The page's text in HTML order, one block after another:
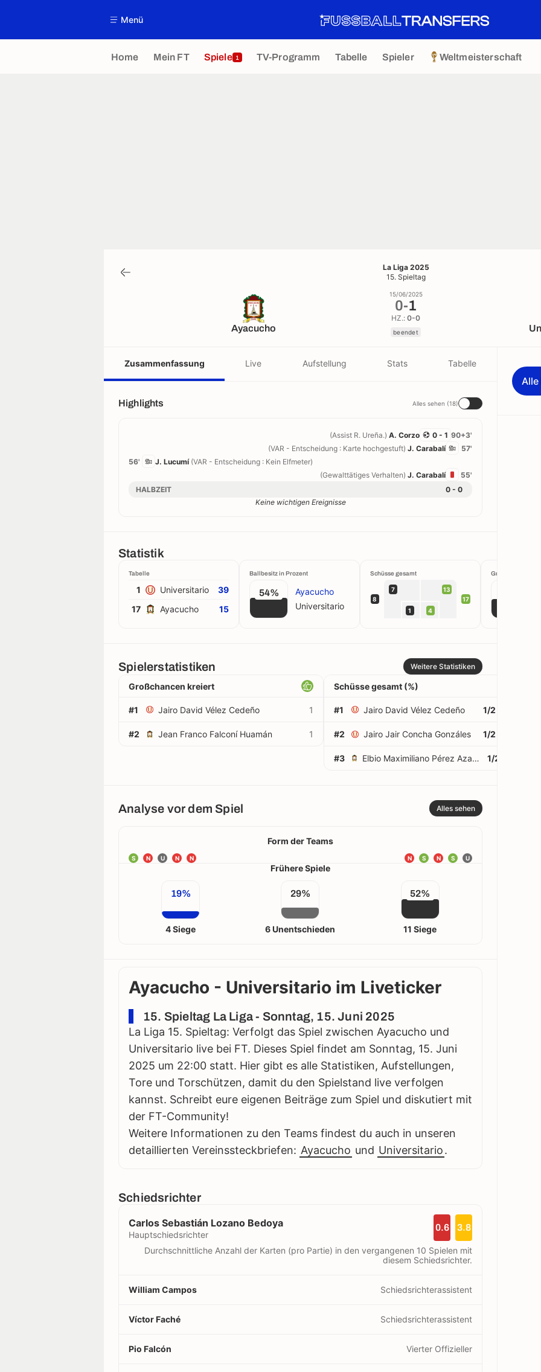
Menü
Home Mein FT Spiele 1 TV-Programm Tabelle Spieler Weltmeisterschaft
La Liga 2025
15. Spieltag
Ayacucho
15/06/2025
0-1
HZ.: 0-0
beendet
Zusammenfassung Live Aufstellung Stats Tabelle
Highlights Alles sehen (18)
90+3'
0 - 1
(Assist R. Ureña.) A. Corzo
57'
(VAR - Entscheidung : Karte hochgestuft) J. Carabalí
56'
J. Lucumí (VAR - Entscheidung : Kein Elfmeter)
55'
(Gewalttätiges Verhalten) J. Carabalí
HALBZEIT
0 - 0
Keine wichtigen Ereignisse
Statistik
Tabelle
1 Universitario
39
17
Ayacucho 15
Ballbesitz in Prozent
54%
Ayacucho
Universitario
Schüsse gesamt
8
7 13
1 4
17
Großchancen
Spielerstatistiken Weitere Statistiken
Großchancen kreiert
#1 Jairo David Vélez Cedeño 1
#2 Jean Franco Falconí Huamán 1
Schüsse gesamt (%)
#1 Jairo David Vélez Cedeño 1/2
#2 Jairo Jair Concha Gonzáles 1/2
#3 Elbio Maximiliano Pérez Azambuya 1/2
Analyse vor dem Spiel Alles sehen
Form der Teams
S N U N N U
S
N
S
N
Frühere Spiele
19%
4 Siege
29%
6 Unentschieden
52%
11 Siege
Ayacucho - Universitario im Liveticker
15. Spieltag La Liga - Sonntag, 15. Juni 2025
La Liga 15. Spieltag: Verfolgt das Spiel zwischen Ayacucho und
Universitario live bei FT. Dieses Spiel findet am Sonntag, 15. Juni
2025 um 22:00 statt. Hier gibt es alle Statistiken, Aufstellungen,
Tore und Torschützen, damit du den Spielstand live verfolgen
kannst. Schreibt eure eigenen Beiträge zum Spiel und diskutiert mit
der FT-Community!
Weitere Informationen zu den Teams findest du auch in unseren
detaillierten Vereinssteckbriefen: Ayacucho und Universitario.
Schiedsrichter
Carlos Sebastián Lozano Bedoya
Hauptschiedsrichter
0.6 3.8
Durchschnittliche Anzahl der Karten (pro Partie) in den vergangenen 10 Spielen mit
diesem Schiedsrichter.
William Campos Schiedsrichterassistent
Víctor Faché Schiedsrichterassistent
Pio Falcón Vierter Offizieller
Alle